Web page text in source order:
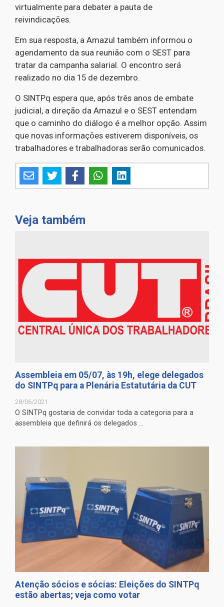
virtualmente para debater a pauta de
reivindicações.
Em sua resposta, a Amazul também informou o
agendamento da sua reunião com o SEST para
tratar da campanha salarial. O encontro será
realizado no dia 15 de dezembro.
O SINTPq espera que, após três anos de embate
judicial, a direção da Amazul e o SEST entendam
que o caminho do diálogo é a melhor opção. Assim
que novas informações estiverem disponíveis, os
trabalhadores e trabalhadoras serão comunicados.
Veja também
Assembleia em 05/07, às 19h, elege delegados
do SINTPq para a Plenária Estatutária da CUT
28/06/2021
O SINTPq gostaria de convidar toda a categoria para a
assembleia que definirá os delegados ...
Atenção sócios e sócias: Eleições do SINTPq
estão abertas; veja como votar